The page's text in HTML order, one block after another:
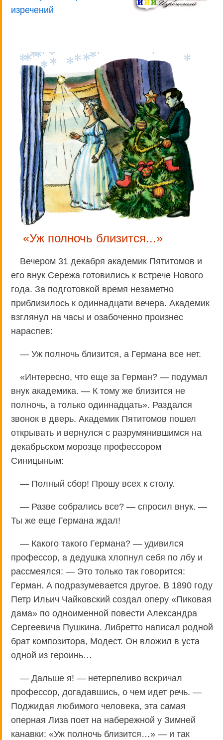
изречений
«Уж полночь близится...»
Вечером 31 декабря академик Пятитомов и
его внук Сережа готовились к встрече Нового
года. За подготовкой время незаметно
приблизилось к одиннадцати вечера. Академик
взглянул на часы и озабоченно произнес
нараспев:
— Уж полночь близится, а Германа все нет.
«Интересно, что еще за Герман? — подумал
внук академика. — К тому же близится не
полночь, а только одиннадцать». Раздался
звонок в дверь. Академик Пятитомов пошел
открывать и вернулся с разрумянившимся на
декабрьском морозце профессором
Синицыным:
— Полный сбор! Прошу всех к столу.
— Разве собрались все? — спросил внук. —
Ты же еще Германа ждал!
— Какого такого Германа? — удивился
профессор, а дедушка хлопнул себя по лбу и
рассмеялся: — Это только так говорится:
Герман. А подразумевается другое. В 1890 году
Петр Ильич Чайковский создал оперу «Пиковая
дама» по одноименной повести Александра
Сергеевича Пушкина. Либретто написал родной
брат композитора, Модест. Он вложил в уста
одной из героинь…
— Дальше я! — нетерпеливо вскричал
профессор, догадавшись, о чем идет речь. —
Поджидая любимого человека, эта самая
оперная Лиза поет на набережной у Зимней
канавки: «Уж полночь близится…» — и так